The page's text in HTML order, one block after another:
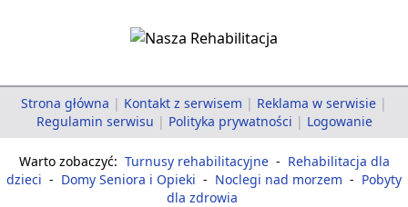
Strona główna | Kontakt z serwisem | Reklama w serwisie |
Regulamin serwisu | Polityka prywatności | Logowanie
Warto zobaczyć: Turnusy rehabilitacyjne - Rehabilitacja dla
dzieci - Domy Seniora i Opieki - Noclegi nad morzem - Pobyty
dla zdrowia